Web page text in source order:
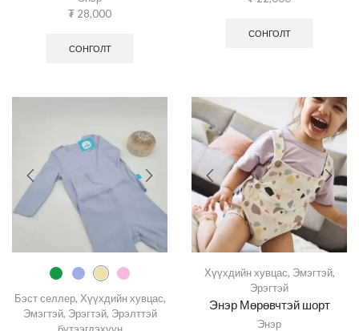
₮ 28,000
СОНГОЛТ
СОНГОЛТ
Бэст селлер, Хүүхдийн хувцас,
Эмэгтэй, Эрэгтэй, Эрэлттэй
Хүүхдийн хувцас, Эмэгтэй,
Эрэгтэй
Энэр Мөрөвчтэй шорт
Энэр